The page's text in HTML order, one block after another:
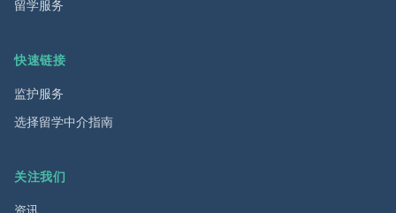
留学服务
快速链接
监护服务
选择留学中介指南
关注我们